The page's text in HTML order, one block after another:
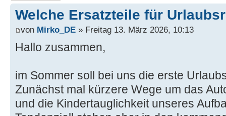
Welche Ersatzteile für
von Mirko_DE » Freitag 13. März 2026, 10:13
Hallo zusammen,
im Sommer soll bei uns die erste
Zunächst mal kürzere Wege um das
und die Kindertauglichkeit unseres